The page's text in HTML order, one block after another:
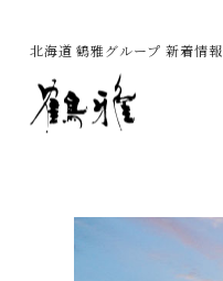
北海道 鶴雅グループ 新着情報